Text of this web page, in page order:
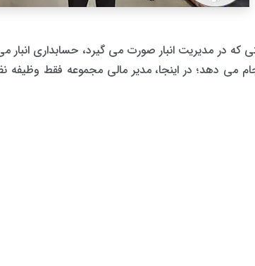
که در مدیریت انبار صورت می گیرد، حسابداری انبار
می دهد؛ در اینجا، مدیر مالی مجموعه فقط وظیفه